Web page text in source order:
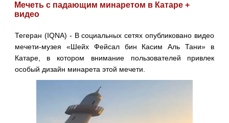
Мечеть с падающим минаретом в Катаре +
видео
Тегеран (IQNA) - В социальных сетях опубликовано видео
мечети-музея «Шейх Фейсал бин Касим Аль Тани» в
Катаре, в котором внимание пользователей привлек
особый дизайн минарета этой мечети.